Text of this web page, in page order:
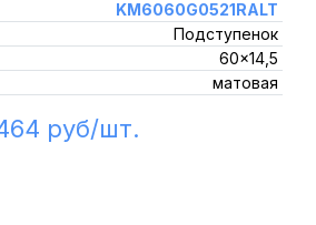
KM6060G0521RALT
Подступенок
60x14,5
матовая
руб/шт.